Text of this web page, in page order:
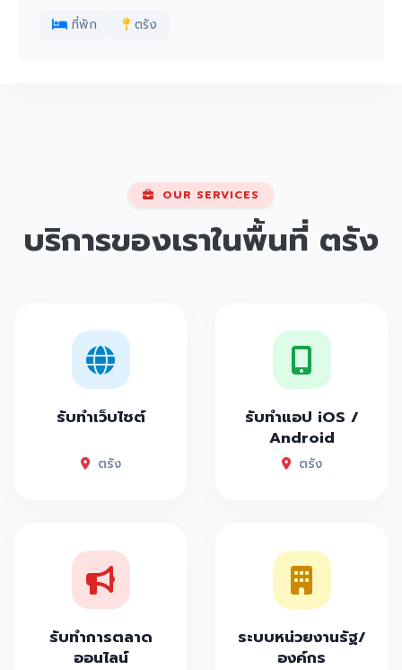
ที่พัก ตรัง
OUR SERVICES
บริการของเราในพื้นที่ ตรัง
รับทำเว็บไซต์
ตรัง
รับทำแอป iOS /
Android
ตรัง
รับทำการตลาด
ออนไลน์
ระบบหน่วยงานรัฐ/
องค์กร